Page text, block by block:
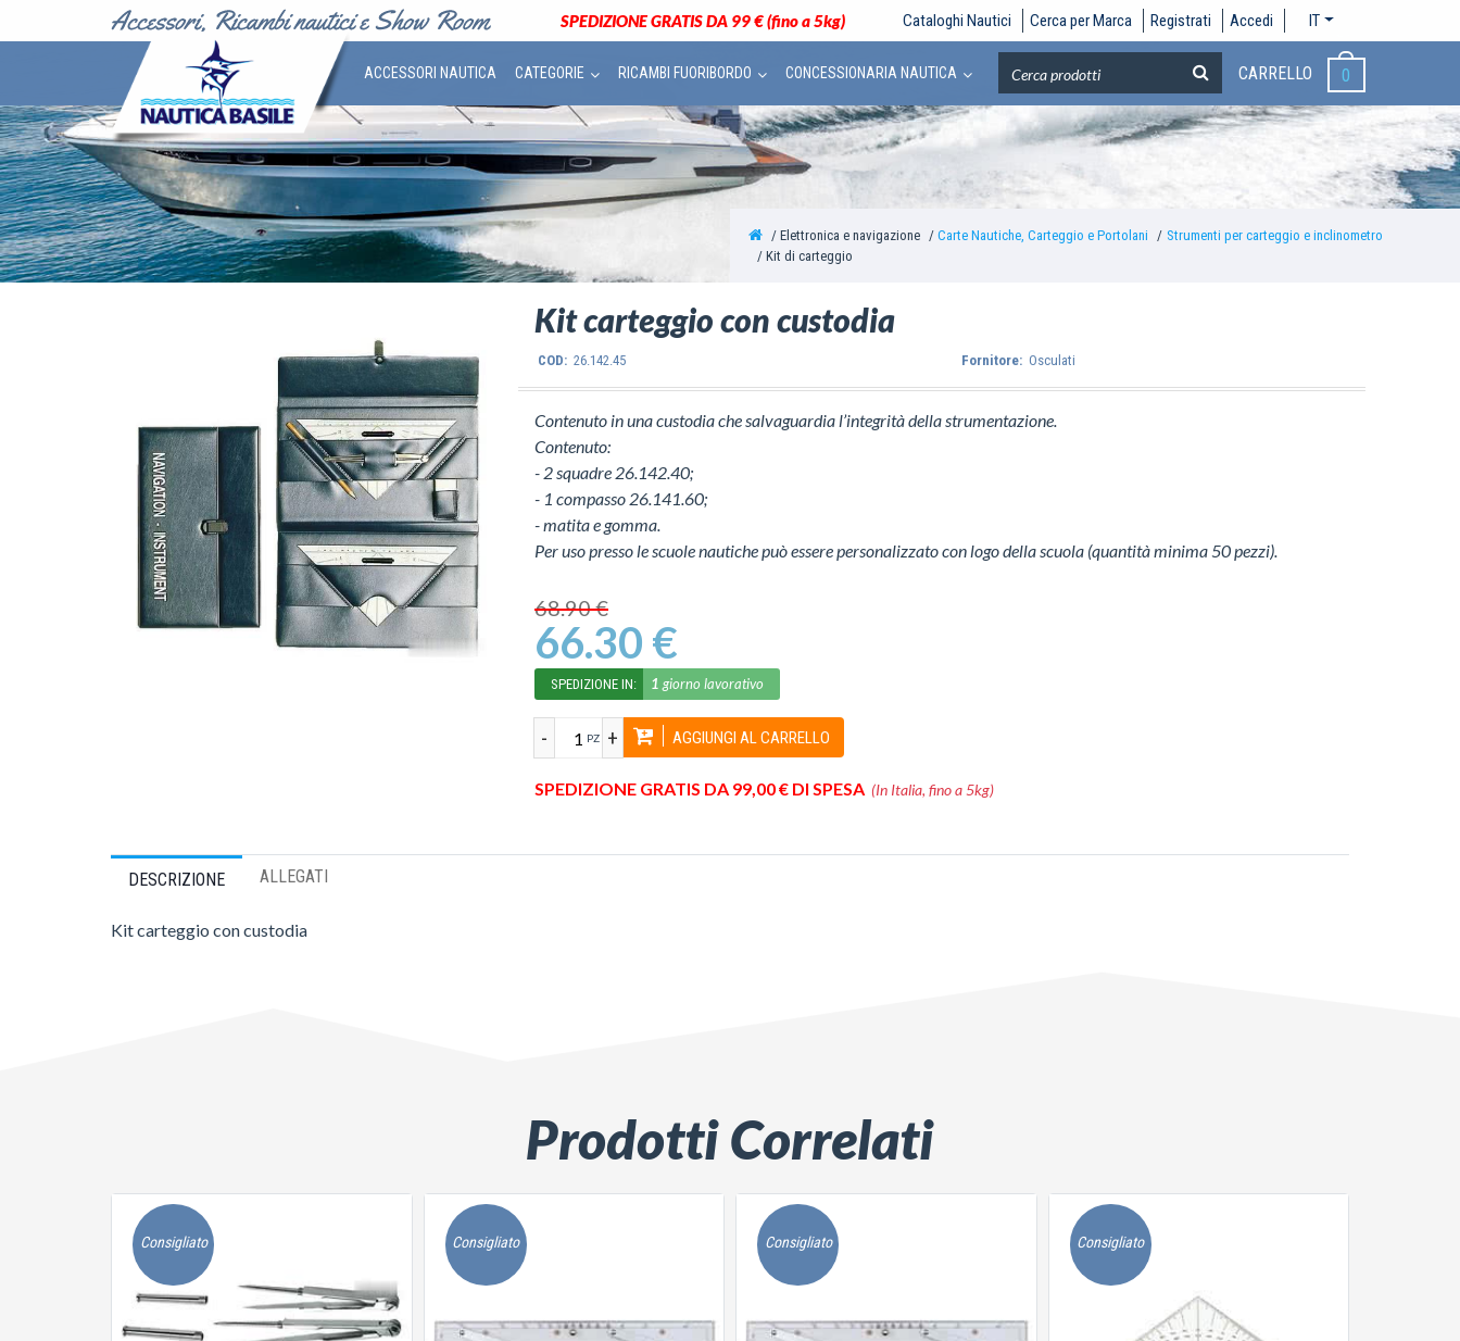
SPEDIZIONE GRATIS DA 99 € (fino a 5kg) Cataloghi Nautici Cerca per Marca Registrati Accedi IT
ACCESSORI NAUTICA CATEGORIE RICAMBI FUORIBORDO CONCESSIONARIA NAUTICA CARRELLO 0
Elettronica e navigazione Carte Nautiche, Carteggio e Portolani
Strumenti per carteggio e inclinometro
Kit di carteggio
Kit carteggio con custodia
COD: 26.142.45 Fornitore: Osculati
Contenuto in una custodia che salvaguardia l’integrità della strumentazione.
Contenuto:
- 2 squadre 26.142.40;
- 1 compasso 26.141.60;
- matita e gomma.
Per uso presso le scuole nautiche può essere personalizzato con logo della scuola (quantità minima 50 pezzi).
68.90 €
66.30 €
SPEDIZIONE IN: 1 giorno lavorativo
PZ +
- AGGIUNGI AL CARRELLO
SPEDIZIONE GRATIS DA 99,00 € DI SPESA (In Italia, fino a 5kg)
DESCRIZIONE ALLEGATI
Kit carteggio con custodia
Prodotti Correlati
Consigliato Consigliato Consigliato Consigliato